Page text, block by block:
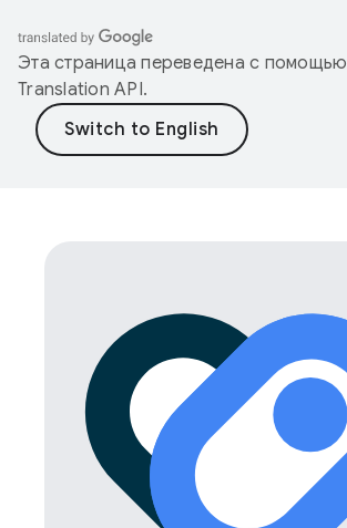
Эта страница переведена с помощью
Translation API.